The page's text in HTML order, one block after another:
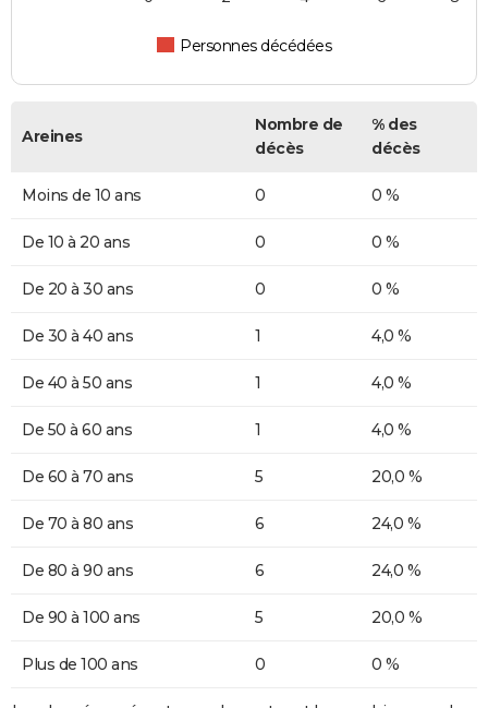
Personnes décédées
Areines
Nombre de
décès
% des
décès
Moins de 10 ans 0 0 %
De 10 à 20 ans 0 0 %
De 20 à 30 ans 0 0 %
De 30 à 40 ans 1 4,0 %
De 40 à 50 ans 1 4,0 %
De 50 à 60 ans 1 4,0 %
De 60 à 70 ans 5 20,0 %
De 70 à 80 ans 6 24,0 %
De 80 à 90 ans 6 24,0 %
De 90 à 100 ans 5 20,0 %
Plus de 100 ans 0 0 %